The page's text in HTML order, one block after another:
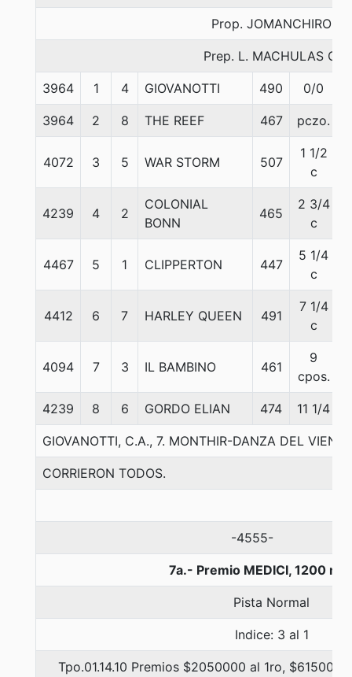
Prop. JOMANCHIRO
Prep. L. MACHULAS G.
3964 1 4 GIOVANOTTI 490 0/0
3964 2 8 THE REEF 467 pczo.
4072 3 5 WAR STORM 507
1 1/2
c
4239 4 2
COLONIAL
BONN
465
2 3/4
c
4467 5 1 CLIPPERTON 447
5 1/4
c
4412 6 7 HARLEY QUEEN 491
7 1/4
c
4094 7 3 IL BAMBINO 461
9
cpos.
4239 8 6 GORDO ELIAN 474 11 1/4
GIOVANOTTI, C.A., 7. MONTHIR-DANZA DEL
CORRIERON TODOS.
-4555-
7a.- Premio MEDICI, 1200
Pista Normal
Indice: 3 al 1
Tpo.01.14.10 Premios $2050000 al 1ro, $615000